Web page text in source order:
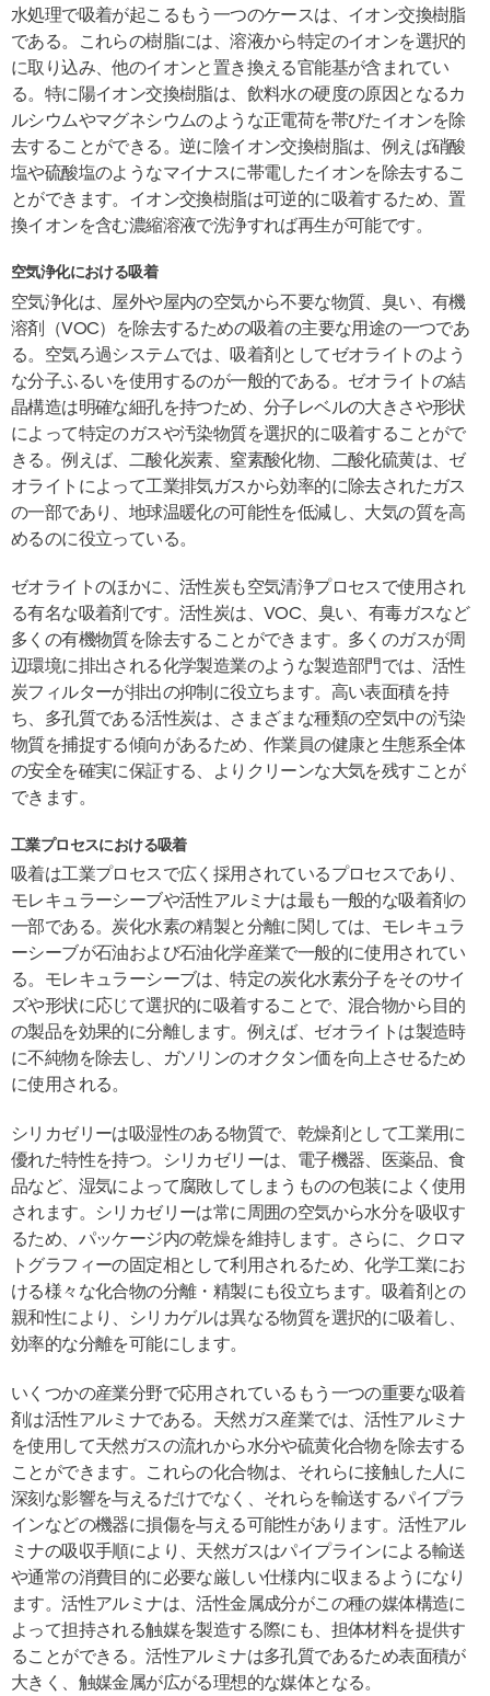
水処理で吸着が起こるもう一つのケースは、イオン交換樹脂
である。これらの樹脂には、溶液から特定のイオンを選択的
に取り込み、他のイオンと置き換える官能基が含まれてい
る。特に陽イオン交換樹脂は、飲料水の硬度の原因となるカ
ルシウムやマグネシウムのような正電荷を帯びたイオンを除
去することができる。逆に陰イオン交換樹脂は、例えば硝酸
塩や硫酸塩のようなマイナスに帯電したイオンを除去するこ
とができます。イオン交換樹脂は可逆的に吸着するため、置
換イオンを含む濃縮溶液で洗浄すれば再生が可能です。
空気浄化における吸着
空気浄化は、屋外や屋内の空気から不要な物質、臭い、有機
溶剤（VOC）を除去するための吸着の主要な用途の一つであ
る。空気ろ過システムでは、吸着剤としてゼオライトのよう
な分子ふるいを使用するのが一般的である。ゼオライトの結
晶構造は明確な細孔を持つため、分子レベルの大きさや形状
によって特定のガスや汚染物質を選択的に吸着することがで
きる。例えば、二酸化炭素、窒素酸化物、二酸化硫黄は、ゼ
オライトによって工業排気ガスから効率的に除去されたガス
の一部であり、地球温暖化の可能性を低減し、大気の質を高
めるのに役立っている。
ゼオライトのほかに、活性炭も空気清浄プロセスで使用され
る有名な吸着剤です。活性炭は、VOC、臭い、有毒ガスなど
多くの有機物質を除去することができます。多くのガスが周
辺環境に排出される化学製造業のような製造部門では、活性
炭フィルターが排出の抑制に役立ちます。高い表面積を持
ち、多孔質である活性炭は、さまざまな種類の空気中の汚染
物質を捕捉する傾向があるため、作業員の健康と生態系全体
の安全を確実に保証する、よりクリーンな大気を残すことが
できます。
工業プロセスにおける吸着
吸着は工業プロセスで広く採用されているプロセスであり、
モレキュラーシーブや活性アルミナは最も一般的な吸着剤の
一部である。炭化水素の精製と分離に関しては、モレキュラ
ーシーブが石油および石油化学産業で一般的に使用されてい
る。モレキュラーシーブは、特定の炭化水素分子をそのサイ
ズや形状に応じて選択的に吸着することで、混合物から目的
の製品を効果的に分離します。例えば、ゼオライトは製造時
に不純物を除去し、ガソリンのオクタン価を向上させるため
に使用される。
シリカゼリーは吸湿性のある物質で、乾燥剤として工業用に
優れた特性を持つ。シリカゼリーは、電子機器、医薬品、食
品など、湿気によって腐敗してしまうものの包装によく使用
されます。シリカゼリーは常に周囲の空気から水分を吸収す
るため、パッケージ内の乾燥を維持します。さらに、クロマ
トグラフィーの固定相として利用されるため、化学工業にお
ける様々な化合物の分離・精製にも役立ちます。吸着剤との
親和性により、シリカゲルは異なる物質を選択的に吸着し、
効率的な分離を可能にします。
いくつかの産業分野で応用されているもう一つの重要な吸着
剤は活性アルミナである。天然ガス産業では、活性アルミナ
を使用して天然ガスの流れから水分や硫黄化合物を除去する
ことができます。これらの化合物は、それらに接触した人に
深刻な影響を与えるだけでなく、それらを輸送するパイプラ
インなどの機器に損傷を与える可能性があります。活性アル
ミナの吸収手順により、天然ガスはパイプラインによる輸送
や通常の消費目的に必要な厳しい仕様内に収まるようになり
ます。活性アルミナは、活性金属成分がこの種の媒体構造に
よって担持される触媒を製造する際にも、担体材料を提供す
ることができる。活性アルミナは多孔質であるため表面積が
大きく、触媒金属が広がる理想的な媒体となる。